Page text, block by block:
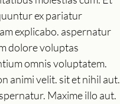
ex pariatur
explicabo. aspernatur
dolore voluptas
omnis voluptatem.
animi velit. sit et nihil aut.
Maxime illo aut.